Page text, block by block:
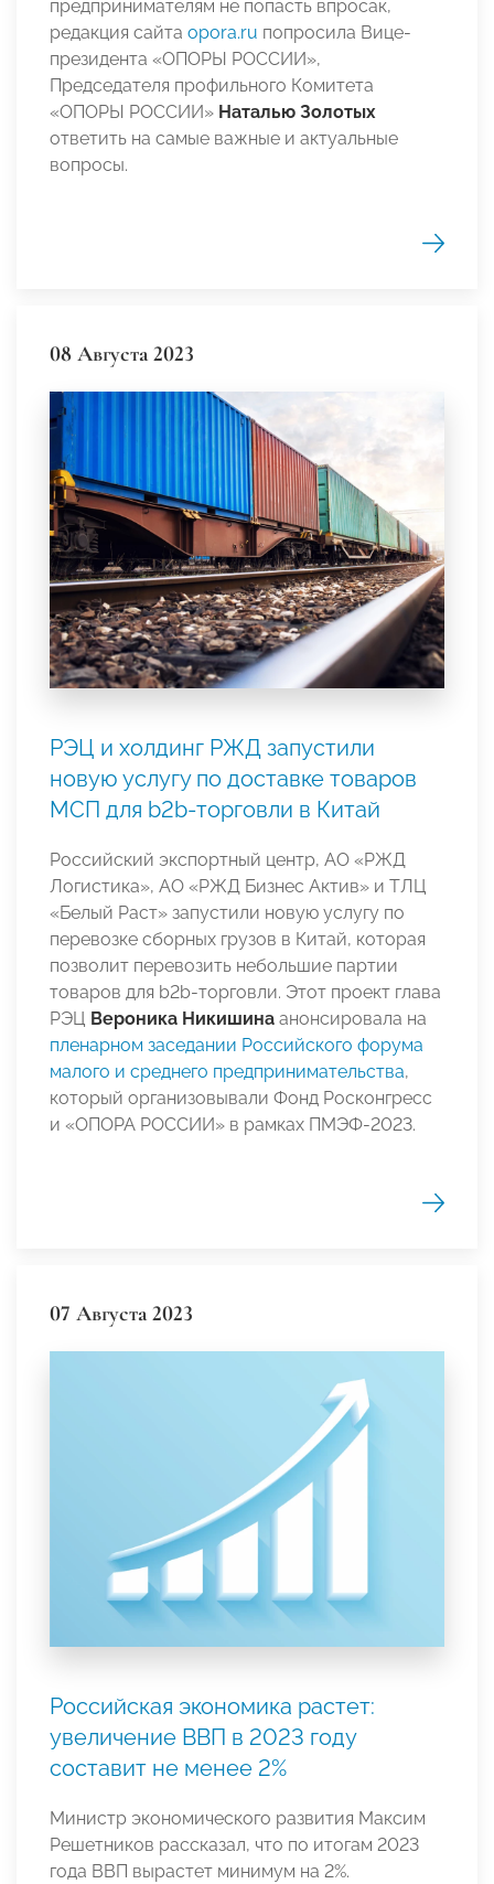
предпринимателям не попасть впросак,
редакция сайта opora.ru попросила Вице-
президента «ОПОРЫ РОССИИ»,
Председателя профильного Комитета
«ОПОРЫ РОССИИ» Наталью Золотых
ответить на самые важные и актуальные
вопросы.
08 Августа 2023
РЭЦ и холдинг РЖД запустили
новую услугу по доставке товаров
МСП для b2b-торговли в Китай
Российский экспортный центр, АО «РЖД
Логистика», АО «РЖД Бизнес Актив» и ТЛЦ
«Белый Раст» запустили новую услугу по
перевозке сборных грузов в Китай, которая
позволит перевозить небольшие партии
товаров для b2b-торговли. Этот проект глава
РЭЦ Вероника Никишина анонсировала на
пленарном заседании Российского форума
малого и среднего предпринимательства,
который организовывали Фонд Росконгресс
и «ОПОРА РОССИИ» в рамках ПМЭФ-2023.
07 Августа 2023
Российская экономика растет:
увеличение ВВП в 2023 году
составит не менее 2%
Министр экономического развития Максим
Решетников рассказал, что по итогам 2023
года ВВП вырастет минимум на 2%.